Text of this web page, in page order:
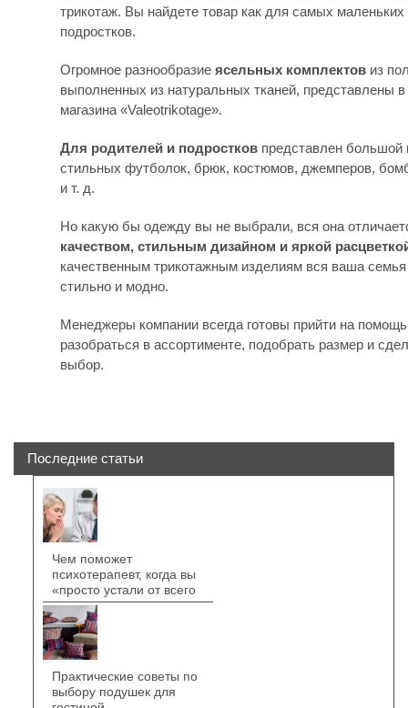
трикотаж. Вы найдете товар как для самых маленьких
подростков.
Огромное разнообразие ясельных комплектов из
выполненных из натуральных тканей, представлены в
магазина «Valeotrikotage».
Для родителей и подростков представлен
стильных футболок, брюк, костюмов, джемперов,
и т. д.
Но какую бы одежду вы не выбрали, вся она
качеством, стильным дизайном и яркой
качественным трикотажным изделиям вся ваша
стильно и модно.
Менеджеры компании всегда готовы прийти на
разобраться в ассортименте, подобрать размер и
выбор.
Последние статьи
Чем поможет
психотерапевт, когда вы
«просто устали от всего
Практические советы по
выбору подушек для